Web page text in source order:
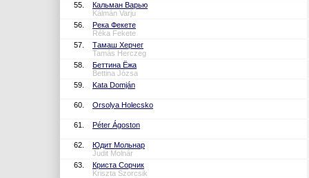
55.
Кальман Варью
Kálmán Varju
56.
Река Фекете
Réka Fekete
57.
Тамаш Херчег
Tamás Herczeg
58.
Беттина Ёжа
Bettina Józsa
59.
Kata Domján
60. Orsolya Holecsko
61. Péter Ágoston
62.
Юдит Мольнар
Judit Molnár
63.
Криста Сорчик
Kriszta Szorcsik